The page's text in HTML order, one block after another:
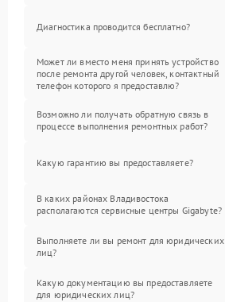
Диагностика проводится бесплатно?
Может ли вместо меня принять устройство
после ремонта другой человек, контактный
телефон которого я предоставлю?
Возможно ли получать обратную связь в
процессе выполнения ремонтных работ?
Какую гарантию вы предоставляете?
В каких районах Владивостока
располагаются сервисные центры Gigabyte?
Выполняете ли вы ремонт для юридических
лиц?
Какую документацию вы предоставляете
для юридических лиц?